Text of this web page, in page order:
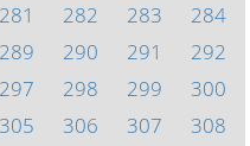
281 282 283
284
289 290 291
292
297 298 299
300
305 306 307
308